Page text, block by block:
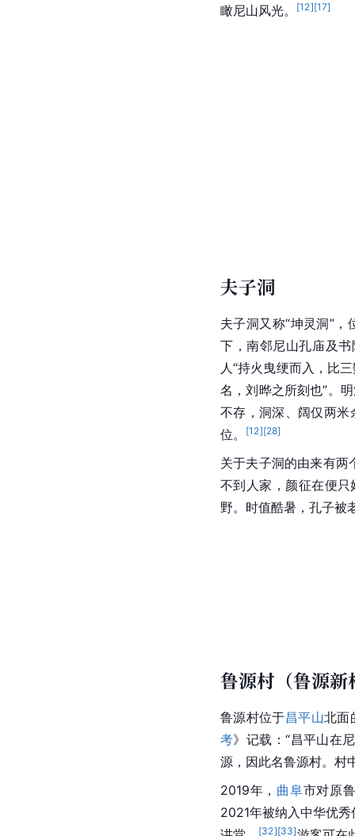
瞰尼山风光。
[12][17]
夫子洞
夫子洞又称“坤灵洞”
下，南邻尼山孔庙及
人“持火曳绠而入，比
名，刘晔之所刻也”。
不存，洞深、阔仅两
位。
[12][28]
关于夫子洞的由来有两
不到人家，颜征在便
野。时值酷暑，孔子被
鲁源村（鲁源新
鲁源村位于昌平山北面
考》记载：“昌平山在
源，因此名鲁源村。村
2019年， 曲阜市对原
2021年被纳入中华优
[32][33]